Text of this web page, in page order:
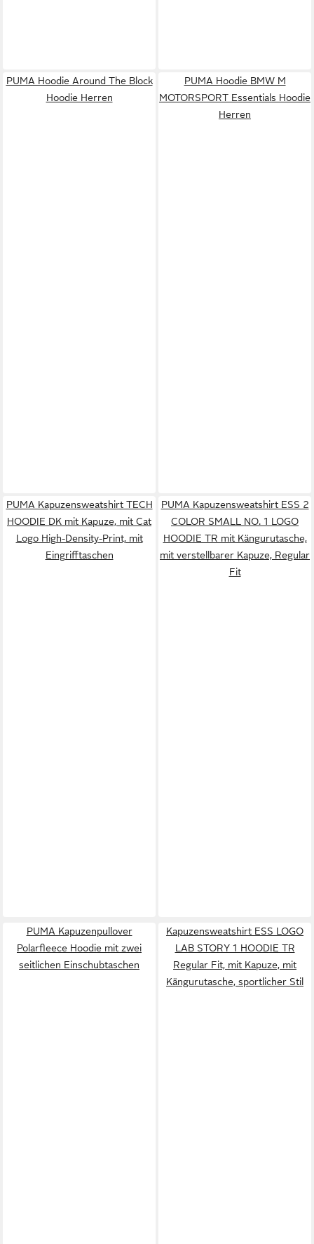
PUMA Hoodie Around The Block
Hoodie Herren
PUMA Hoodie BMW M
MOTORSPORT Essentials Hoodie
Herren
PUMA Kapuzensweatshirt TECH
HOODIE DK mit Kapuze, mit Cat
Logo High-Density-Print, mit
Eingrifftaschen
PUMA Kapuzensweatshirt ESS 2
COLOR SMALL NO. 1 LOGO
HOODIE TR mit Kängurutasche,
mit verstellbarer Kapuze, Regular
Fit
PUMA Kapuzenpullover
Polarfleece Hoodie mit zwei
seitlichen Einschubtaschen
Kapuzensweatshirt ESS LOGO
LAB STORY 1 HOODIE TR
Regular Fit, mit Kapuze, mit
Kängurutasche, sportlicher Stil